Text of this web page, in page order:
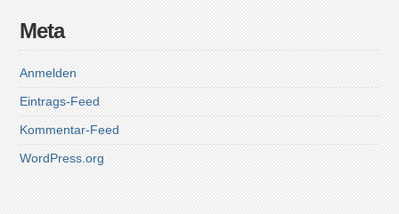
Meta
Anmelden
Eintrags-Feed
Kommentar-Feed
WordPress.org